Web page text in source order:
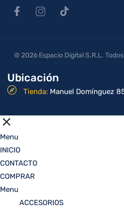
Ubicación
Tienda: Manuel Domínguez
© 2026 Espacio Digital S.R.L.
Menu
INICIO
CONTACTO
COMPRAR
Menu
ACCESORIOS